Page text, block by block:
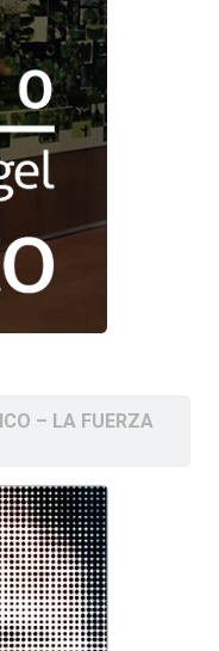
– LA FUERZA